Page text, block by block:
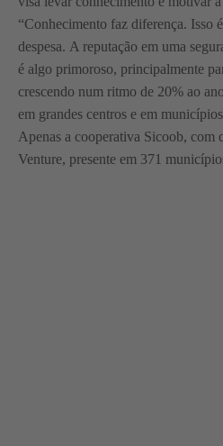
“Conhecimento faz diferença. Isso
despesa. A reputação em uma
é algo primoroso, principalmente
crescendo num ritmo de 20% ao
em grandes centros e em
Apenas a cooperativa Sicoob, com
Venture, presente em 371